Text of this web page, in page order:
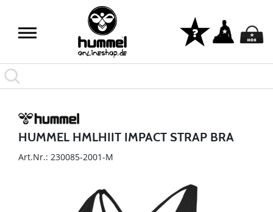
HUMMEL HMLHIIT IMPACT STRAP BRA
Art.Nr.: 230085-2001-M